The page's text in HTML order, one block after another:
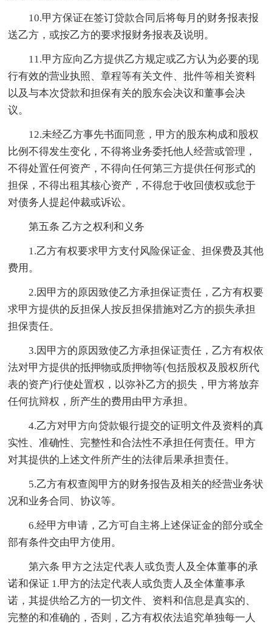
10.甲方保证在签订贷款合同后将每月的财务报表报
送乙方，或按乙方的要求报财务报表及说明。
11.甲方应向乙方提供乙方规定或乙方认为必要的现
行有效的营业执照、章程等有关文件、批件等相关资料
以及与本次贷款和担保有关的股东会决议和董事会决
议。
12.未经乙方事先书面同意，甲方的股东构成和股权
比例不得发生变化，不得将业务委托他人经营或管理，
不得处置任何资产，不得向任何第三方提供任何形式的
担保，不得出租其核心资产，不得怠于收回债权或怠于
对债务人提起仲裁或诉讼。
第五条 乙方之权利和义务
1.乙方有权要求甲方支付风险保证金、担保费及其他
费用。
2.因甲方的原因致使乙方承担保证责任，乙方有权要
求甲方提供的反担保人按反担保措施对乙方的损失承担
担保责任。
3.因甲方的原因致使乙方承担保证责任，乙方有权依
法对甲方提供的抵押物或质押物等(包括股权及股权所代
表的资产)行使处置权，以弥补乙方的损失，甲方将放弃
任何抗辩权，所产生的费用由甲方承担。
4.乙方对甲方向贷款银行提交的证明文件及资料的真
实性、准确性、完整性和合法性不承担任何责任。甲方
对其提供的上述文件所产生的法律后果承担责任。
5.乙方有权查阅甲方的财务报告及相关的经营业务状
况和业务合同、协议等。
6.经甲方申请，乙方可自主将上述保证金的部分或全
部有条件交由甲方使用。
第六条 甲方之法定代表人或负责人及全体董事的承
诺和保证 1.甲方的法定代表人或负责人及全体董事承
诺，其提供给乙方的一切文件、资料和信息是真实的、
完整的和准确的，否则，乙方有权依法追究单独每一人